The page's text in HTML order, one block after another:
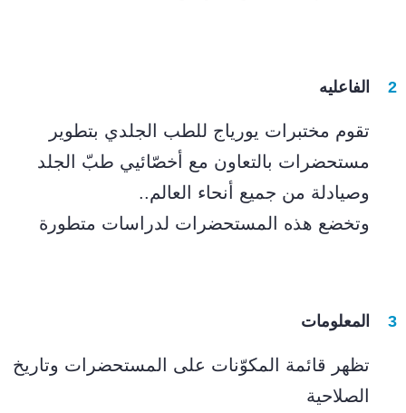
الفاعليه
تقوم مختبرات يورياج للطب الجلدي بتطوير
مستحضرات بالتعاون مع أخصّائيي طبّ الجلد
وصيادلة من جميع أنحاء العالم..
وتخضع هذه المستحضرات لدراسات متطورة
المعلومات
تظهر قائمة المكوّنات على المستحضرات وتاريخ
الصلاحية